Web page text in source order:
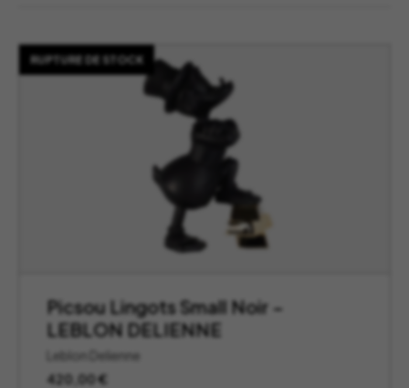
RUPTURE DE STOCK
Picsou Lingots Small Noir –
LEBLON DELIENNE
Leblon Delienne
420,00€